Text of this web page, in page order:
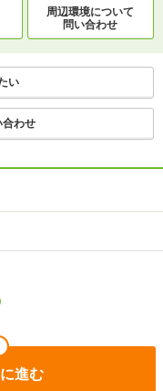
周辺環境について
問い合わせ
い
合わせ
進む